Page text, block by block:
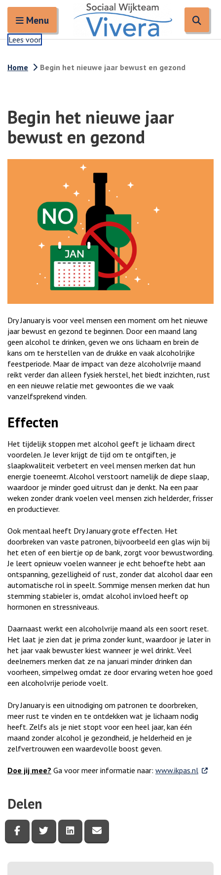
Open en sluit het
Menu
Lees voor
Home Begin het nieuwe jaar bewust en gezond
Begin het nieuwe jaar
bewust en gezond
Dry January is voor veel mensen een moment om het nieuwe
jaar bewust en gezond te beginnen. Door een maand lang
geen alcohol te drinken, geven we ons lichaam en brein de
kans om te herstellen van de drukke en vaak alcoholrijke
feestperiode. Maar de impact van deze alcoholvrije maand
reikt verder dan alleen fysiek herstel, het biedt inzichten, rust
en een nieuwe relatie met gewoontes die we vaak
vanzelfsprekend vinden.
Effecten
Het tijdelijk stoppen met alcohol geeft je lichaam direct
voordelen. Je lever krijgt de tijd om te ontgiften, je
slaapkwaliteit verbetert en veel mensen merken dat hun
energie toeneemt. Alcohol verstoort namelijk de diepe slaap,
waardoor je minder goed uitrust dan je denkt. Na een paar
weken zonder drank voelen veel mensen zich helderder, frisser
en productiever.
Ook mentaal heeft Dry January grote effecten. Het
doorbreken van vaste patronen, bijvoorbeeld een glas wijn bij
het eten of een biertje op de bank, zorgt voor bewustwording.
Je leert opnieuw voelen wanneer je echt behoefte hebt aan
ontspanning, gezelligheid of rust, zonder dat alcohol daar een
automatische rol in speelt. Sommige mensen merken dat hun
stemming stabieler is, omdat alcohol invloed heeft op
hormonen en stressniveaus.
Daarnaast werkt een alcoholvrije maand als een soort reset.
Het laat je zien dat je prima zonder kunt, waardoor je later in
het jaar vaak bewuster kiest wanneer je wel drinkt. Veel
deelnemers merken dat ze na januari minder drinken dan
voorheen, simpelweg omdat ze door ervaring weten hoe goed
een alcoholvrije periode voelt.
Dry January is een uitnodiging om patronen te doorbreken,
meer rust te vinden en te ontdekken wat je lichaam nodig
heeft. Zelfs als je niet stopt voor een heel jaar, kan één
maand zonder alcohol je gezondheid, je helderheid en je
zelfvertrouwen een waardevolle boost geven.
Doe jij mee? Ga voor meer informatie naar: www.ikpas.nl.
Delen
Deel deze pagina via Facebook
Deel deze pagina via Twitter
Deel deze pagina via LinkedIn